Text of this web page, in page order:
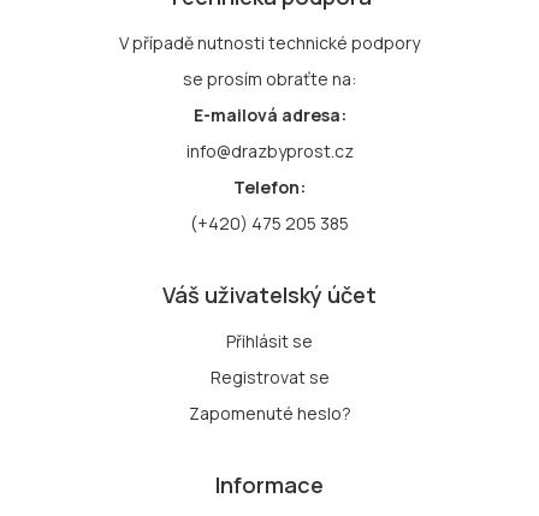
V případě nutnosti technické podpory
se prosím obraťte na:
E-mailová adresa:
info@drazbyprost.cz
Telefon:
(+420) 475 205 385
Váš uživatelský účet
Přihlásit se
Registrovat se
Zapomenuté heslo?
Informace